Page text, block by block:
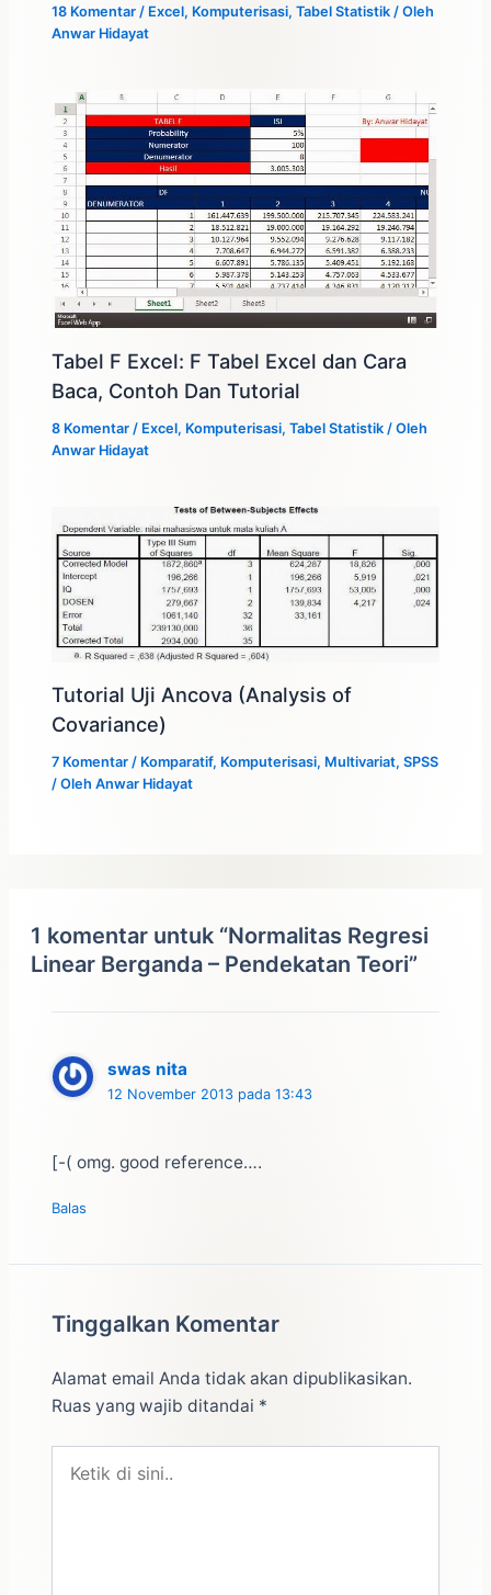
18 Komentar / Excel, Komputerisasi,Tabel Statistik / Oleh
Anwar Hidayat
Tabel F Excel: F Tabel Excel dan Cara
Baca, Contoh Dan Tutorial
8 Komentar / Excel, Komputerisasi,Tabel Statistik / Oleh
Anwar Hidayat
Tutorial Uji Ancova (Analysis of
Covariance)
7 Komentar / Komparatif, Komputerisasi, Multivariat,SPSS
/ OlehAnwar Hidayat
1 komentar untuk “Normalitas Regresi
Linear Berganda – Pendekatan Teori”
swas nita
12 November 2013 pada 13:43
[-( omg. good reference….
Balas
Tinggalkan Komentar
Alamat email Anda tidak akan dipublikasikan.
Ruas yang wajib ditandai *